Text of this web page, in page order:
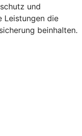
und
Leistungen die
beinhalten.